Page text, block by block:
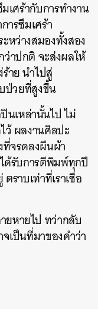
เศร้ากับการทำงาน
ารซึมเศร้า
หว่างสมองทั้งสอง
าปกติ จะส่งผลให้
าย นำไปสู่
ป่วยที่สูงขึ้น
นเหล่านั้นไป ไม่
ว้ ผลงานศิลปะ
ที่จรดลงผืนผ้า
ด้รับการตีพิมพ์ทุกปี
ราบเท่าที่เราเชื่อ
ยหายไป ทว่ากลับ
เป็นที่มาของคำว่า
EMAIL